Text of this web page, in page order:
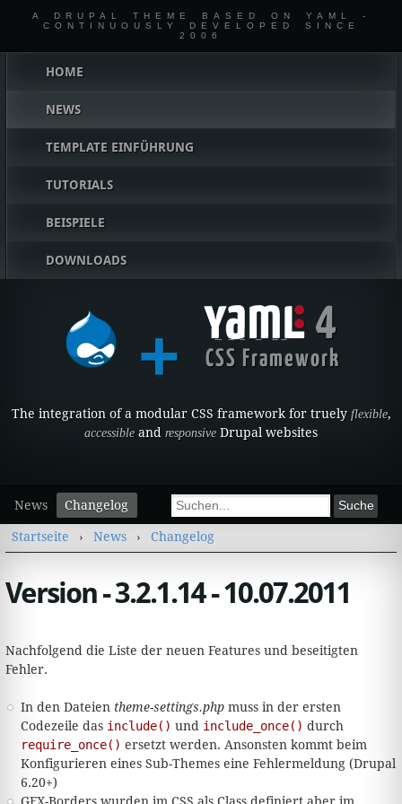
A DRUPAL THEME BASED ON YAML -
CONTINUOUSLY DEVELOPED SINCE
2006
Hauptmenü
HOME
NEWS
TEMPLATE EINFÜHRUNG
TUTORIALS
BEISPIELE
DOWNLOADS
+ YAML
4
CSS Framework
The integration of a modular CSS framework for truely flexible,
accessible and responsive Drupal websites
Suchformular
Suche
Sekundärmenü
News Changelog
Sie sind hier
Startseite › News › Changelog
Version - 3.2.1.14 - 10.07.2011
Nachfolgend die Liste der neuen Features und beseitigten
Fehler.
In den Dateien theme-settings.phpmuss in der ersten
Codezeile das include() und include_once() durch
require_once() ersetzt werden. Ansonsten kommt beim
Konfigurieren eines Sub-Themes eine Fehlermeldung (Drupal
6.20+)